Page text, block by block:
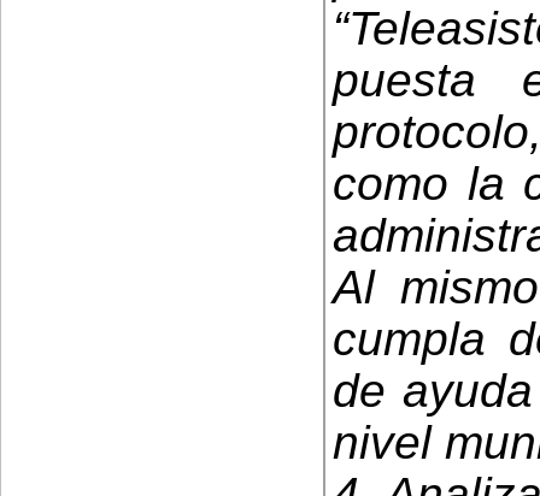
puesta
como la
Al
cumpla
de
nivel